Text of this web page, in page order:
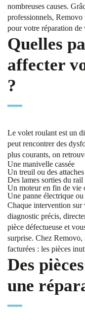
nombreuses causes.
professionnels,
pour votre réparation de
Quelles
affecter
?
Le volet roulant est un
peut rencontrer des
plus courants, on
Une manivelle cassée
Un treuil ou des
Des lames sorties du rail
Un moteur en fin de vie
Une panne électrique
Chaque intervention sur
diagnostic précis,
pièce défectueuse et
surprise. Chez Removo,
facturées : les pièces
Des
une